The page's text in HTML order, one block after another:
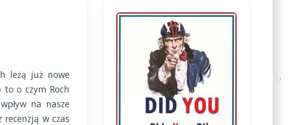
leżą już nowe
to o czym Roch
na nasze
recenzją w czas